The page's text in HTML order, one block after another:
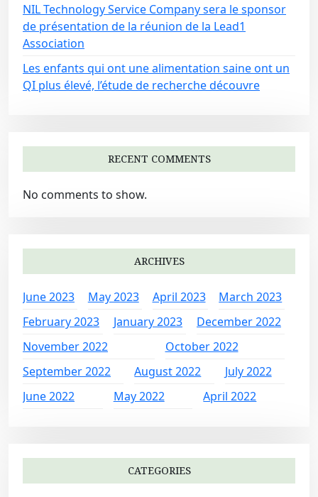
NIL Technology Service Company sera le sponsor
de présentation de la réunion de la Lead1
Association
Les enfants qui ont une alimentation saine ont un
QI plus élevé, l’étude de recherche découvre
RECENT COMMENTS
No comments to show.
ARCHIVES
June 2023 May 2023 April 2023
March 2023
February 2023
January 2023
December 2022
November 2022
October 2022
September 2022
August 2022
July 2022
June 2022
May 2022 April 2022
CATEGORIES